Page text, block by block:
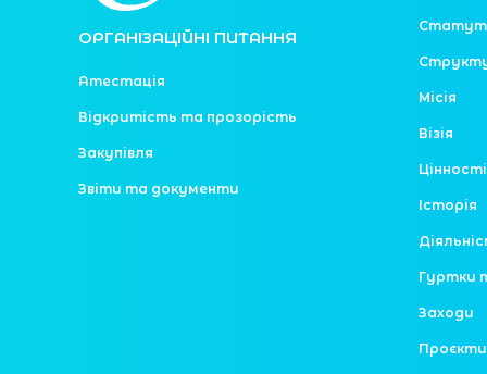
ОРГАНІЗАЦІЙНІ ПИТАННЯ
Атестація
Відкритість та прозорість
Закупівля
Звіти та документи
Статут
Місія
Візія
Цінності
Історія
Гуртки
Заходи
Проєкти